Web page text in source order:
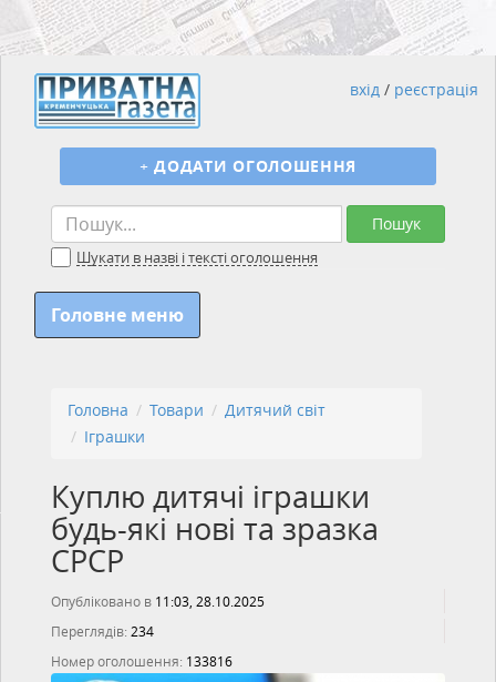
Пошук
Шукати в назві і тексті оголошення
+ ДОДАТИ ОГОЛОШЕННЯ
вхід / реєстрація
Головне меню
Головна Товари
Дитячий світ
Іграшки
Куплю дитячі іграшки
будь-які нові та зразка
СРСР
Опубліковано в 11:03, 28.10.2025
Переглядів: 234
Номер оголошення: 133816